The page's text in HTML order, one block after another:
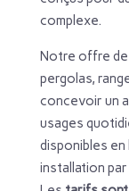
complexe.
Notre offre de
pergolas,
concevoir un
usages
disponibles
installation